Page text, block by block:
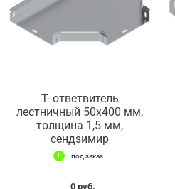
Т- ответвитель
лестничный 50х400 мм,
толщина 1,5 мм,
сендзимир
под заказ
0 руб.